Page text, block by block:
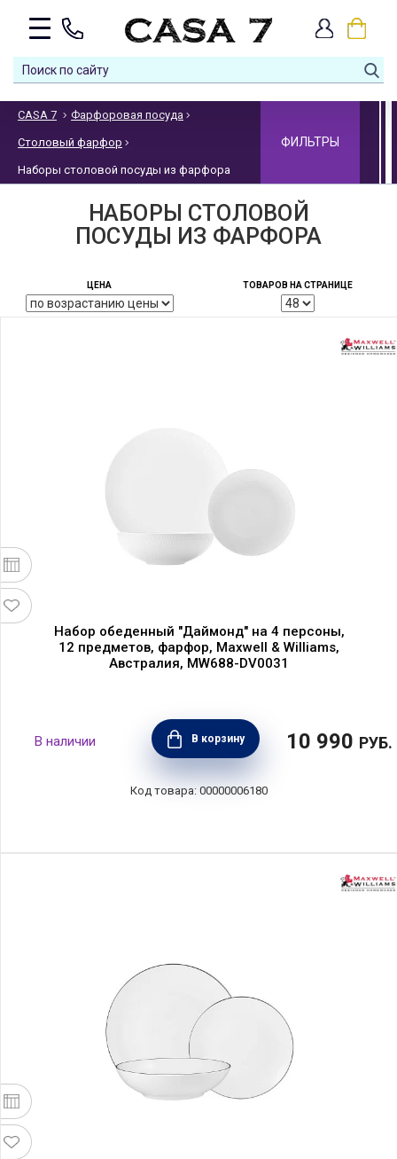
CASA 7 Фарфоровая посуда
Столовый фарфор
Наборы столовой посуды из фарфора
ФИЛЬТРЫ
НАБОРЫ СТОЛОВОЙ
ПОСУДЫ ИЗ ФАРФОРА
ЦЕНА ТОВАРОВ НА СТРАНИЦЕ
Набор обеденный "Даймонд" на 4 персоны,
12 предметов, фарфор, Maxwell & Williams,
Австралия, MW688-DV0031
В корзину 10 990 РУБ.
00000006180